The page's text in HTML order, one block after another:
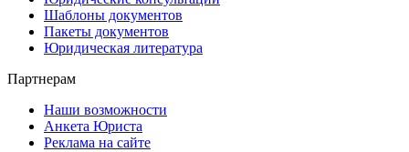
Шаблоны документов
Пакеты документов
Юридическая литература
Партнерам
Наши возможности
Анкета Юриста
Реклама на сайте